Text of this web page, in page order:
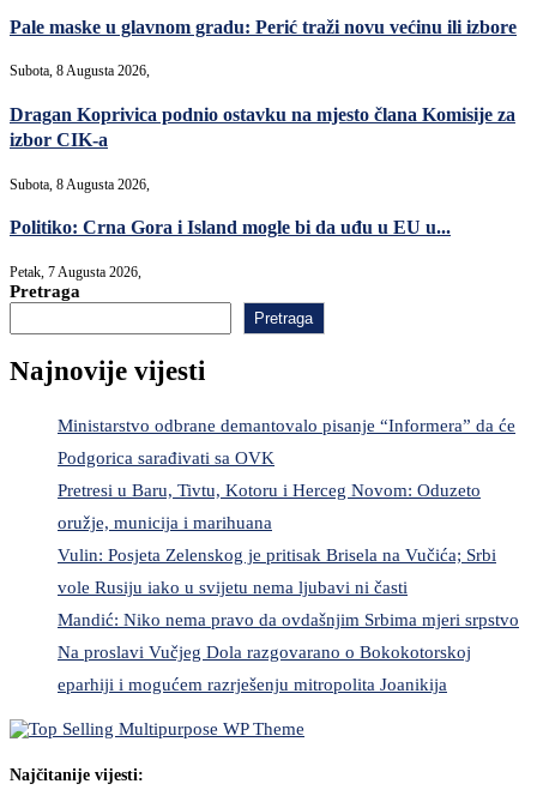
Pale maske u glavnom gradu: Perić traži novu većinu ili izbore
Subota, 8 Augusta 2026,
Dragan Koprivica podnio ostavku na mjesto člana Komisije za
izbor CIK-a
Subota, 8 Augusta 2026,
Politiko: Crna Gora i Island mogle bi da uđu u EU u...
Petak, 7 Augusta 2026,
Pretraga
Pretraga
Najnovije vijesti
Ministarstvo odbrane demantovalo pisanje “Informera” da će
Podgorica sarađivati sa OVK
Pretresi u Baru, Tivtu, Kotoru i Herceg Novom: Oduzeto
oružje, municija i marihuana
Vulin: Posjeta Zelenskog je pritisak Brisela na Vučića; Srbi
vole Rusiju iako u svijetu nema ljubavi ni časti
Mandić: Niko nema pravo da ovdašnjim Srbima mjeri srpstvo
Na proslavi Vučjeg Dola razgovarano o Bokokotorskoj
eparhiji i mogućem razrješenju mitropolita Joanikija
Najčitanije vijesti: